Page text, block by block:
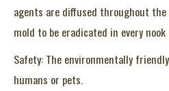
agents are diffused throughout
mold to be eradicated in every
Safety: The environmentally
humans or pets.